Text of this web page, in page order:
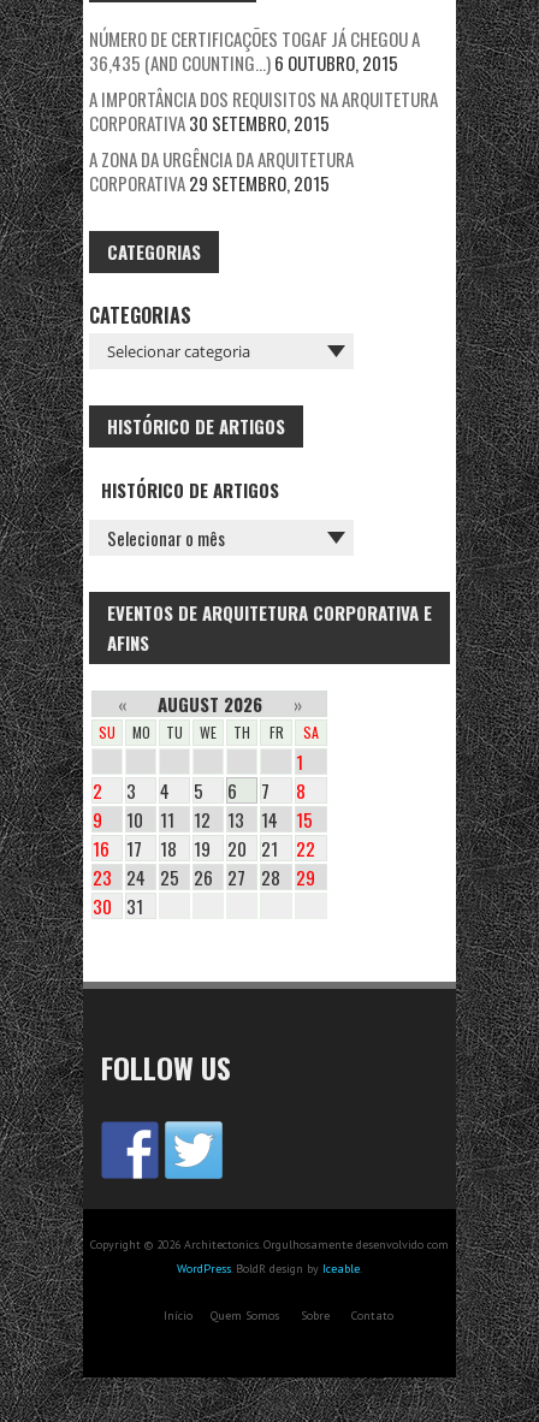
NÚMERO DE CERTIFICAÇÕES TOGAF JÁ CHEGOU A
36,435 (AND COUNTING…)6 OUTUBRO, 2015
A IMPORTÂNCIA DOS REQUISITOS NA ARQUITETURA
CORPORATIVA30 SETEMBRO, 2015
A ZONA DA URGÊNCIA DA ARQUITETURA
CORPORATIVA29 SETEMBRO, 2015
CATEGORIAS
CATEGORIAS
HISTÓRICO DE ARTIGOS
HISTÓRICO DE ARTIGOS
EVENTOS DE ARQUITETURA CORPORATIVA E
AFINS
« AUGUST 2026 »
SU MO TU WE TH FR SA
1
2
3 4 5 6 7
8
9
10 11 12 13 14
15
16
17 18 19 20 21
22
23
24 25 26 27 28
29
30
31
FOLLOW US
Copyright © 2026 Architectonics. Orgulhosamente desenvolvido com
WordPress. BoldR design by Iceable.
Início Quem Somos Sobre Contato